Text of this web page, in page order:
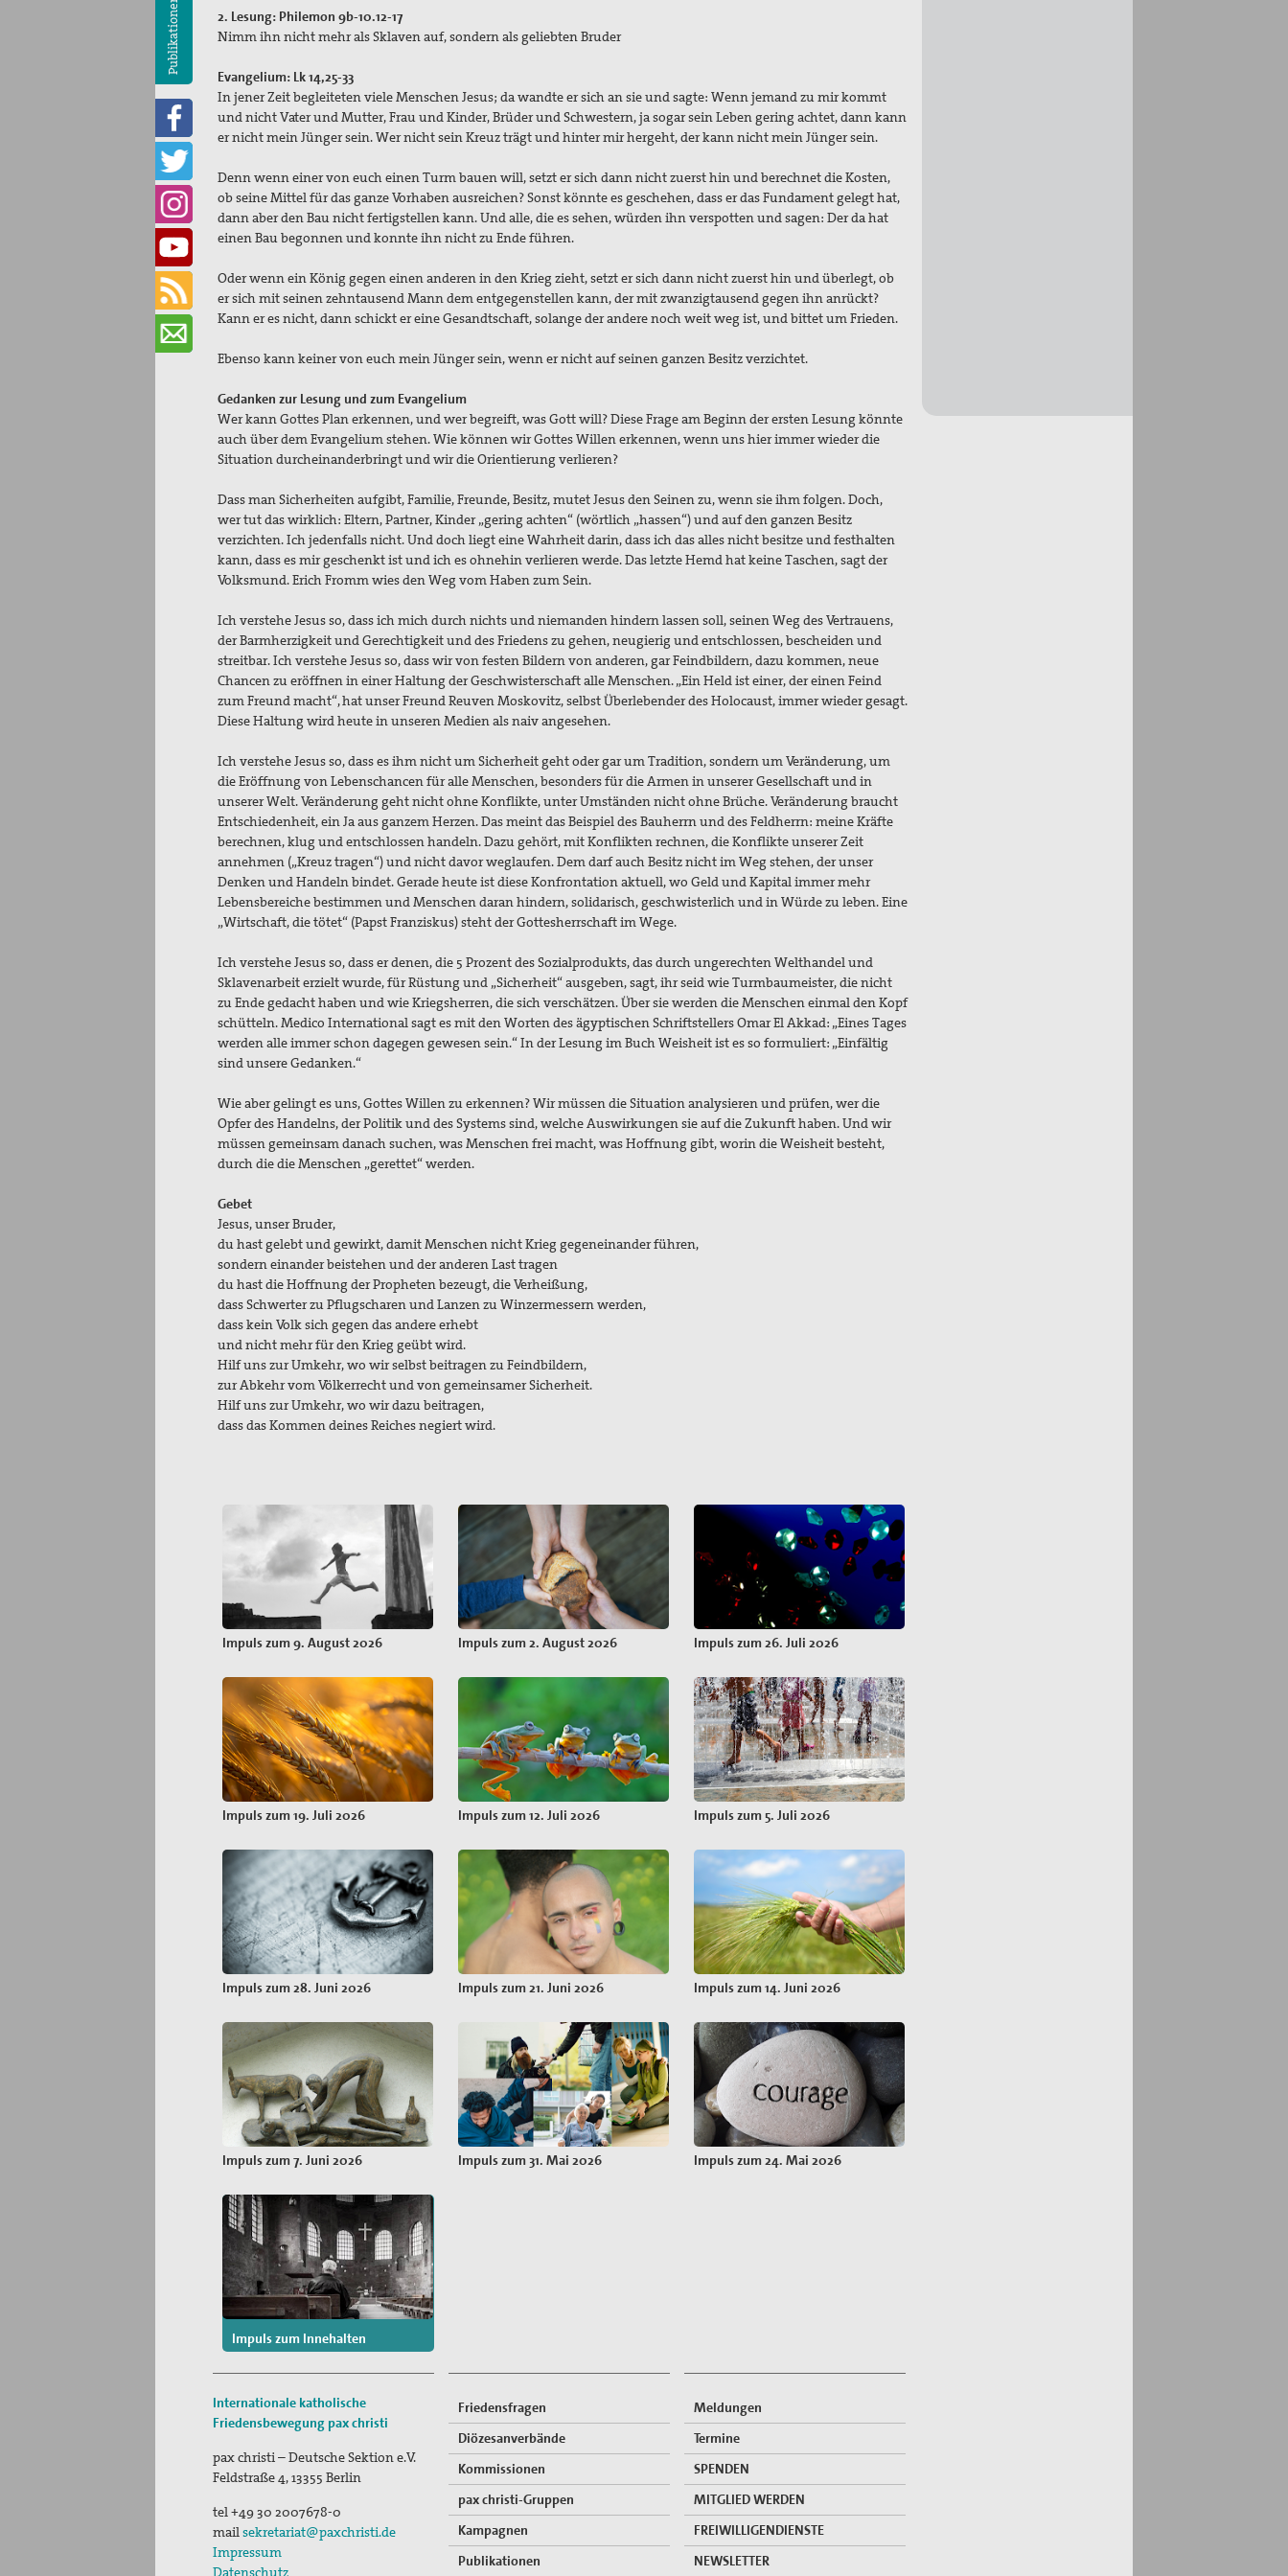
Publikationen
2. Lesung: Philemon 9b-10.12-17
Nimm ihn nicht mehr als Sklaven auf, sondern als geliebten Bruder
Evangelium: Lk 14,25-33
In jener Zeit begleiteten viele Menschen Jesus; da wandte er sich an sie und sagte: Wenn jemand zu mir kommt
und nicht Vater und Mutter, Frau und Kinder, Brüder und Schwestern, ja sogar sein Leben gering achtet, dann kann
er nicht mein Jünger sein. Wer nicht sein Kreuz trägt und hinter mir hergeht, der kann nicht mein Jünger sein.
Denn wenn einer von euch einen Turm bauen will, setzt er sich dann nicht zuerst hin und berechnet die Kosten,
ob seine Mittel für das ganze Vorhaben ausreichen? Sonst könnte es geschehen, dass er das Fundament gelegt hat,
dann aber den Bau nicht fertigstellen kann. Und alle, die es sehen, würden ihn verspotten und sagen: Der da hat
einen Bau begonnen und konnte ihn nicht zu Ende führen.
Oder wenn ein König gegen einen anderen in den Krieg zieht, setzt er sich dann nicht zuerst hin und überlegt, ob
er sich mit seinen zehntausend Mann dem entgegenstellen kann, der mit zwanzigtausend gegen ihn anrückt?
Kann er es nicht, dann schickt er eine Gesandtschaft, solange der andere noch weit weg ist, und bittet um Frieden.
Ebenso kann keiner von euch mein Jünger sein, wenn er nicht auf seinen ganzen Besitz verzichtet.
Gedanken zur Lesung und zum Evangelium
Wer kann Gottes Plan erkennen, und wer begreift, was Gott will? Diese Frage am Beginn der ersten Lesung könnte
auch über dem Evangelium stehen. Wie können wir Gottes Willen erkennen, wenn uns hier immer wieder die
Situation durcheinanderbringt und wir die Orientierung verlieren?
Dass man Sicherheiten aufgibt, Familie, Freunde, Besitz, mutet Jesus den Seinen zu, wenn sie ihm folgen. Doch,
wer tut das wirklich: Eltern, Partner, Kinder „gering achten“ (wörtlich „hassen“) und auf den ganzen Besitz
verzichten. Ich jedenfalls nicht. Und doch liegt eine Wahrheit darin, dass ich das alles nicht besitze und festhalten
kann, dass es mir geschenkt ist und ich es ohnehin verlieren werde. Das letzte Hemd hat keine Taschen, sagt der
Volksmund. Erich Fromm wies den Weg vom Haben zum Sein.
Ich verstehe Jesus so, dass ich mich durch nichts und niemanden hindern lassen soll, seinen Weg des Vertrauens,
der Barmherzigkeit und Gerechtigkeit und des Friedens zu gehen, neugierig und entschlossen, bescheiden und
streitbar. Ich verstehe Jesus so, dass wir von festen Bildern von anderen, gar Feindbildern, dazu kommen, neue
Chancen zu eröffnen in einer Haltung der Geschwisterschaft alle Menschen. „Ein Held ist einer, der einen Feind
zum Freund macht“, hat unser Freund Reuven Moskovitz, selbst Überlebender des Holocaust, immer wieder gesagt.
Diese Haltung wird heute in unseren Medien als naiv angesehen.
Ich verstehe Jesus so, dass es ihm nicht um Sicherheit geht oder gar um Tradition, sondern um Veränderung, um
die Eröffnung von Lebenschancen für alle Menschen, besonders für die Armen in unserer Gesellschaft und in
unserer Welt. Veränderung geht nicht ohne Konflikte, unter Umständen nicht ohne Brüche. Veränderung braucht
Entschiedenheit, ein Ja aus ganzem Herzen. Das meint das Beispiel des Bauherrn und des Feldherrn: meine Kräfte
berechnen, klug und entschlossen handeln. Dazu gehört, mit Konflikten rechnen, die Konflikte unserer Zeit
annehmen („Kreuz tragen“) und nicht davor weglaufen. Dem darf auch Besitz nicht im Weg stehen, der unser
Denken und Handeln bindet. Gerade heute ist diese Konfrontation aktuell, wo Geld und Kapital immer mehr
Lebensbereiche bestimmen und Menschen daran hindern, solidarisch, geschwisterlich und in Würde zu leben. Eine
„Wirtschaft, die tötet“ (Papst Franziskus) steht der Gottesherrschaft im Wege.
Ich verstehe Jesus so, dass er denen, die 5 Prozent des Sozialprodukts, das durch ungerechten Welthandel und
Sklavenarbeit erzielt wurde, für Rüstung und „Sicherheit“ ausgeben, sagt, ihr seid wie Turmbaumeister, die nicht
zu Ende gedacht haben und wie Kriegsherren, die sich verschätzen. Über sie werden die Menschen einmal den Kopf
schütteln. Medico International sagt es mit den Worten des ägyptischen Schriftstellers Omar El Akkad: „Eines Tages
werden alle immer schon dagegen gewesen sein.“ In der Lesung im Buch Weisheit ist es so formuliert: „Einfältig
sind unsere Gedanken.“
Wie aber gelingt es uns, Gottes Willen zu erkennen? Wir müssen die Situation analysieren und prüfen, wer die
Opfer des Handelns, der Politik und des Systems sind, welche Auswirkungen sie auf die Zukunft haben. Und wir
müssen gemeinsam danach suchen, was Menschen frei macht, was Hoffnung gibt, worin die Weisheit besteht,
durch die die Menschen „gerettet“ werden.
Gebet
Jesus, unser Bruder,
du hast gelebt und gewirkt, damit Menschen nicht Krieg gegeneinander führen,
sondern einander beistehen und der anderen Last tragen
du hast die Hoffnung der Propheten bezeugt, die Verheißung,
dass Schwerter zu Pflugscharen und Lanzen zu Winzermessern werden,
dass kein Volk sich gegen das andere erhebt
und nicht mehr für den Krieg geübt wird.
Hilf uns zur Umkehr, wo wir selbst beitragen zu Feindbildern,
zur Abkehr vom Völkerrecht und von gemeinsamer Sicherheit.
Hilf uns zur Umkehr, wo wir dazu beitragen,
dass das Kommen deines Reiches negiert wird.
Impuls zum 9. August 2026 Impuls zum 2. August 2026 Impuls zum 26. Juli 2026
Impuls zum 19. Juli 2026 Impuls zum 12. Juli 2026 Impuls zum 5. Juli 2026
Impuls zum 28. Juni 2026 Impuls zum 21. Juni 2026 Impuls zum 14. Juni 2026
Impuls zum 7. Juni 2026 Impuls zum 31. Mai 2026 Impuls zum 24. Mai 2026
Impuls zum Innehalten
Internationale katholische
Friedensbewegung pax christi
pax christi – Deutsche Sektion e.V.
Feldstraße 4,13355 Berlin
tel+49 30 2007678-0
mailsekretariat@paxchristi.de
Impressum
Datenschutz
Friedensfragen
Diözesanverbände
Kommissionen
pax christi-Gruppen
Kampagnen
Publikationen
Meldungen
Termine
SPENDEN
MITGLIED WERDEN
FREIWILLIGENDIENSTE
NEWSLETTER